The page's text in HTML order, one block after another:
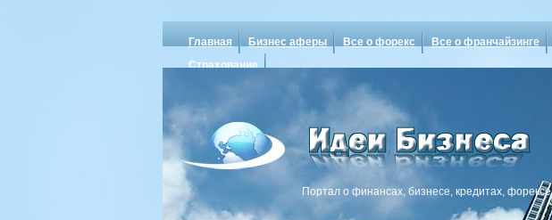
Главная Бизнес аферы Все о форекс Все о франчайзинге
Страхование
Портал о финансах, бизнесе, кредитах, форексе